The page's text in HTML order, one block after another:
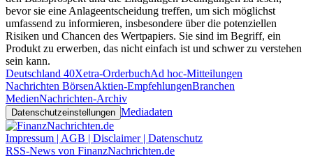
bevor sie eine Anlageentscheidung treffen, um sich möglichst
umfassend zu informieren, insbesondere über die potenziellen
Risiken und Chancen des Wertpapiers. Sie sind im Begriff, ein
Produkt zu erwerben, das nicht einfach ist und schwer zu verstehen
sein kann.
Deutschland 40Xetra-OrderbuchAd hoc-Mitteilungen
Nachrichten BörsenAktien-EmpfehlungenBranchen
MedienNachrichten-Archiv
Datenschutzeinstellungen Mediadaten
Impressum | AGB | Disclaimer | Datenschutz
RSS-News von FinanzNachrichten.de